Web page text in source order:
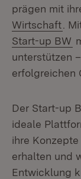
prägen mit
Wirtschaft .
Start-up BW
unterstützen
erfolgreichen
Der Start-up
ideale
ihre
erhalten und
Entwicklung